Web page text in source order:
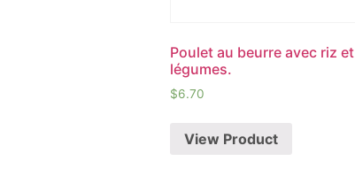
Poulet au beurre avec riz et
légumes.
$6.70
View Product